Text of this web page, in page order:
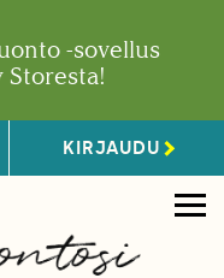
-sovellus
Storesta!
KIRJAUDU